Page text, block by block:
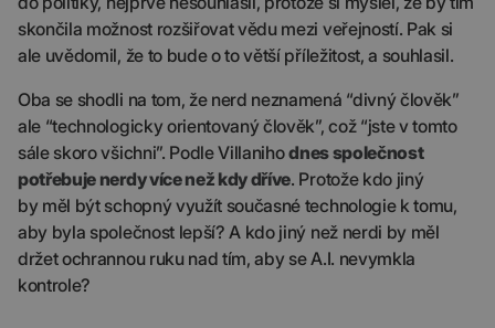
skončila možnost rozšiřovat vědu mezi veřejností. Pak si
ale uvědomil, že to bude o to větší příležitost, a souhlasil.
Oba se shodli na tom, že nerd neznamená “divný člověk”
ale “technologicky orientovaný člověk”, což “jste v tomto
sále skoro všichni”. Podle Villanihodnes společnost
potřebuje nerdy více než kdy dříve. Protože kdo jiný
by měl být schopný využít současné technologie k tomu,
aby byla společnost lepší? A kdo jiný než nerdi by měl
držet ochrannou ruku nad tím, aby se A.I. nevymkla
kontrole?